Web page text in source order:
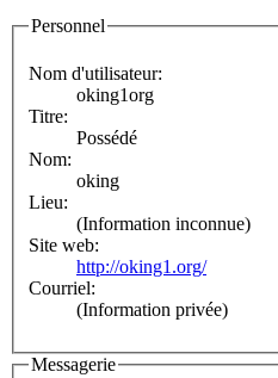
Personnel
Nom d'utilisateur:
oking1org
Titre:
Possédé
Nom:
oking
Lieu:
(Information inconnue)
Site web:
http://oking1.org/
Courriel:
(Information privée)
Messagerie